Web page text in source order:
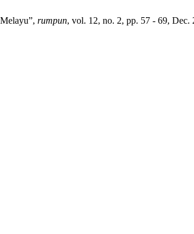
rumpun, vol. 12, no. 2, pp. 57 - 69, Dec.